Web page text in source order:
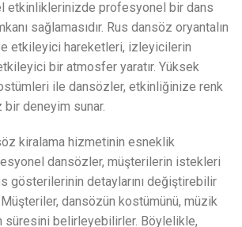
etkinliklerinizde profesyonel bir dans
sağlamasıdır. Rus dansöz oryantalın
etkileyici hareketleri, izleyicilerin
bir atmosfer yaratır. Yüksek
ile dansözler, etkinliğinize renk
bir deneyim sunar.
kiralama hizmetinin esneklik
dansözler, müşterilerin istekleri
gösterilerinin detaylarını değiştirebilir
dansözün kostümünü, müzik
süresini belirleyebilirler. Böylelikle,